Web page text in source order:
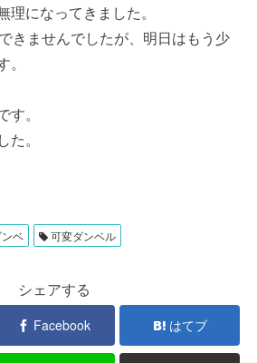
理になってきました。
きませんでしたが、明日はもう少
。
。
ベ 可変ダンベル
シェアする
Facebook はてブ